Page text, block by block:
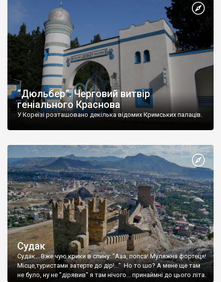
“Дюльбер”. Черговий витвір
геніального Краснова
У Кореїзі розташовано декілька відомих Кримських палаців.
Судак
Судак... Вже чую крики в спину: "Ааа, попса! Муляжна фортеця!
Місце,туристами затерте до дір!..." Но то шо? А мене ще там
не було, ну не "дірявив" я там нічого... принаймні до цього літа.